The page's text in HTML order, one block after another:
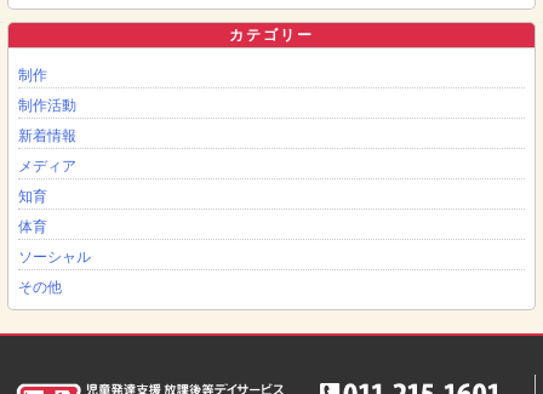
カテゴリー
制作
制作活動
新着情報
メディア
知育
体育
ソーシャル
その他